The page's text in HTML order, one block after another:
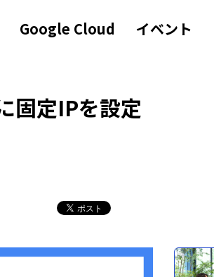
Google Cloud イベント
固定IPを設定